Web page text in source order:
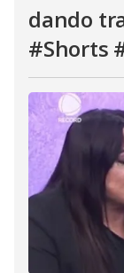
dando
#Shorts